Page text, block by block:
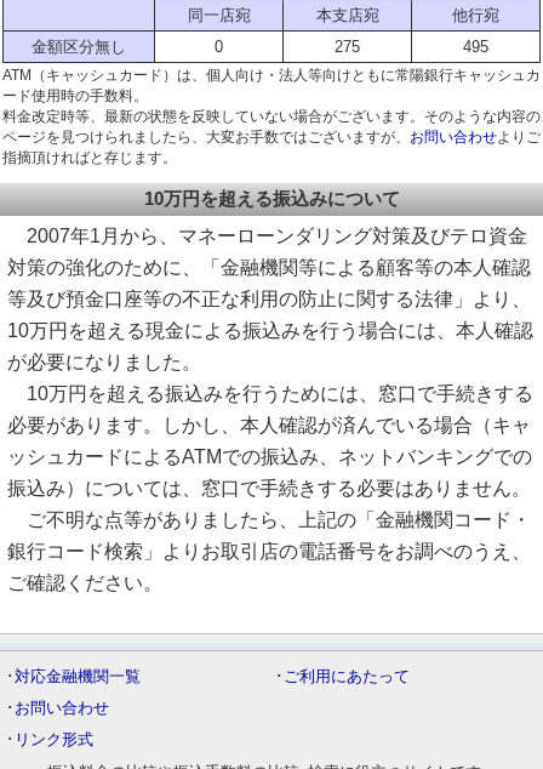
同一店宛
本支店宛
他行宛
金額区分無し
0 275 495
ATM（キャッシュカード）は、個人向け・法人等向けともに常陽銀行キャッシュカ
ード使用時の手数料。
料金改定時等、最新の状態を反映していない場合がございます。そのような内容の
ページを見つけられましたら、大変お手数ではございますが、 お問い合わせよりご
指摘頂ければと存じます。
10万円を超える振込みについて
2007年1月から、マネーローンダリング対策及びテロ資金
対策の強化のために、「金融機関等による顧客等の本人確認
等及び預金口座等の不正な利用の防止に関する法律」より、
10万円を超える現金による振込みを行う場合には、本人確認
が必要になりました。
10万円を超える振込みを行うためには、窓口で手続きする
必要があります。しかし、本人確認が済んでいる場合（キャ
ッシュカードによるATMでの振込み、ネットバンキングでの
振込み）については、窓口で手続きする必要はありません。
ご不明な点等がありましたら、上記の「金融機関コード・
銀行コード検索」よりお取引店の電話番号をお調べのうえ、
ご確認ください。
･対応金融機関一覧 ･ ご利用にあたって
･ お問い合わせ
･ リンク形式